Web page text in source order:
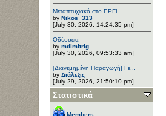
Μεταπτυχιακό στο EPFL
by Nikos_313
[July 30, 2026, 14:24:35 pm]
Οδύσσεια
by mdimitrig
[July 30, 2026, 09:53:33 am]
[Διανεμημένη Παραγωγή] Γε...
by Διάλεξις
[July 29, 2026, 21:50:10 pm]
Στατιστικά
Members